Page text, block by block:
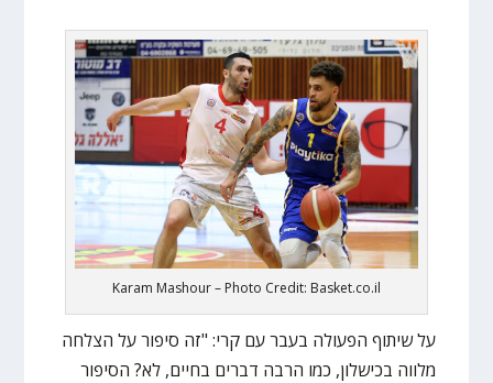
Karam Mashour – Photo Credit: Basket.co.il
על שיתוף הפעולה בעבר עם קרי: "זה סיפור על הצלחה
מלווה בכישלון, כמו הרבה דברים בחיים, לא? הסיפור